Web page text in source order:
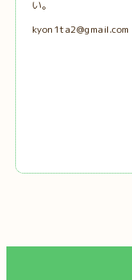
い。
kyon1ta2@gmail.com